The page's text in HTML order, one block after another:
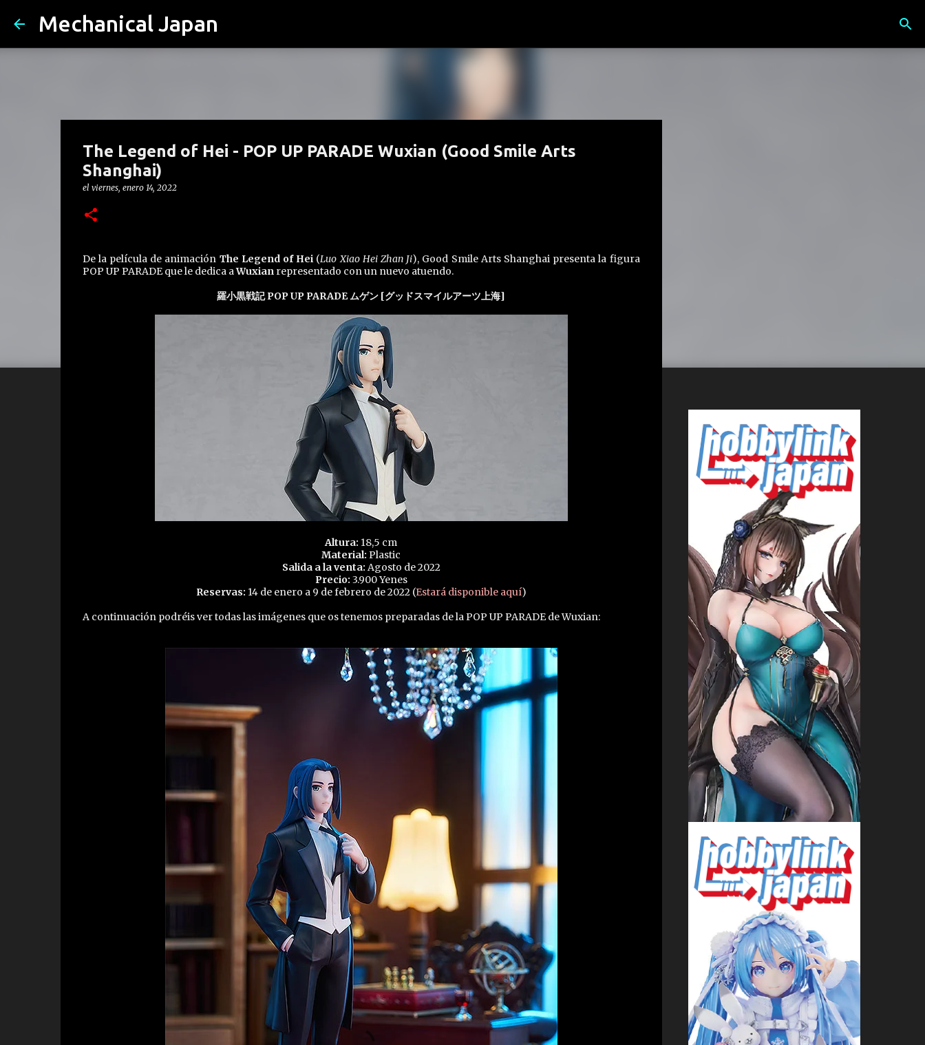
Mechanical Japan
The Legend of Hei - POP UP PARADE Wuxian (Good Smile Arts
Shanghai)
el viernes, enero 14, 2022
De la película de animación The Legend of Hei (Luo Xiao Hei Zhan Ji), Good Smile Arts Shanghai presenta la figura
POP UP PARADE que le dedica aWuxianrepresentado con un nuevo atuendo.
羅小黒戦記 POP UP PARADE ムゲン [グッドスマイルアーツ上海]
Altura: 18,5 cm
Material: Plastic
Salida a la venta: Agosto de 2022
Precio: 3.900 Yenes
Reservas: 14 de enero a 9 de febrero de 2022 (Estará disponible aquí)
A continuación podréis ver todas las imágenes que os tenemos preparadas de la POP UP PARADE de Wuxian: